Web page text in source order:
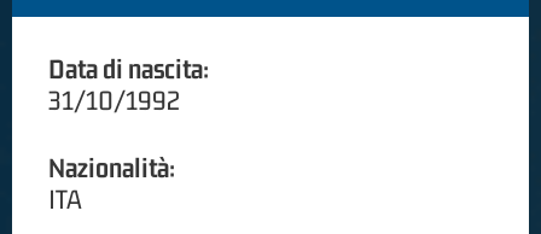
Data di nascita:
31/10/1992
Nazionalità:
ITA